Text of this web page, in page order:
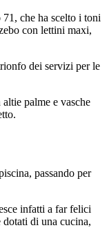
che ha scelto i toni
con lettini maxi,
dei servizi per le
palme e vasche
passando per
infatti a far felici
di una cucina,